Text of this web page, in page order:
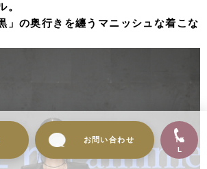
。
」の奥行きを纏うマニッシュな着こな
お問い合わせ
TE
L